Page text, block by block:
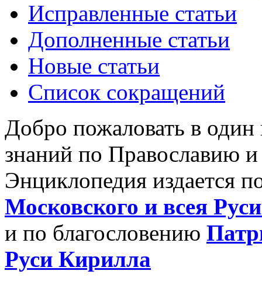
Исправленные статьи
Дополненные статьи
Новые статьи
Список сокращений
Добро пожаловать в
знаний по Православию
Энциклопедия издается
Московского и всея
и по благословению
Руси Кирилла